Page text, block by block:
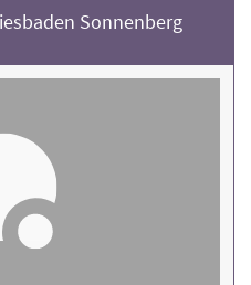
Sonnenberg